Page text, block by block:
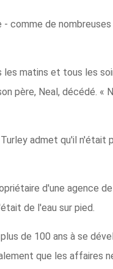
- comme de
matins et tous les
père, Neal, décédé.
admet qu'il
d'une agence
de l'eau sur pied.
de 100 ans à se
que les affaires